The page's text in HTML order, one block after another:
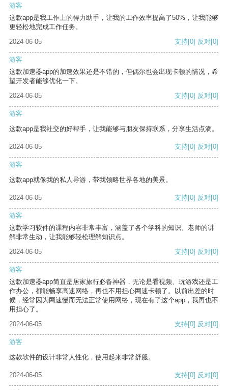
游客
这款app是我工作上的得力助手，让我的工作效率提高了50%，让我能够
更轻松地完成工作任务。
2024-06-05
支持[0] 反对[0]
游客
这款加速器app的加速效果还是不错的，但偶尔也会出现卡顿的情况，希
望开发者能够优化一下。
2024-06-05
支持[0] 反对[0]
游客
这款app是我社交的好帮手，让我能够与朋友保持联系，分享生活点滴。
2024-06-05 支持[0] 反对[0]
游客
这款app就像我的私人导游，带我领略世界各地的美景。
2024-06-05 支持[0] 反对[0]
游客
这款学习软件的课程内容非常丰富，涵盖了各个学科的知识。老师的讲
解非常生动，让我能够轻松理解知识点。
2024-06-05
支持[0] 反对[0]
游客
这款加速器app简直是居家旅行必备神器，无论是看视频、玩游戏还是工
作办公，都能畅享高速网络，再也不用担心网速卡顿了。以前出差的时
候，经常因为网速慢而无法正常使用网络，现在有了这个app，我再也不
用担心了。
2024-06-05
支持[0] 反对[0]
游客
这款软件的设计非常人性化，使用起来非常舒服。
2024-06-05 支持[0] 反对[0]